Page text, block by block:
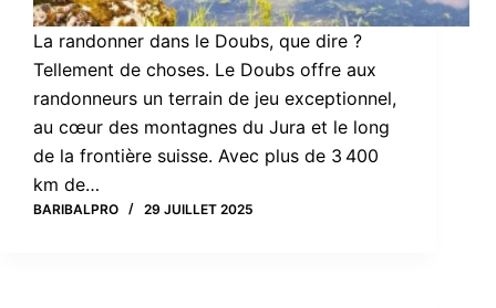
La randonner dans le Doubs, que dire ?
Tellement de choses. Le Doubs offre aux
randonneurs un terrain de jeu exceptionnel,
au cœur des montagnes du Jura et le long
de la frontière suisse. Avec plus de 3 400
km de…
BARIBALPRO 29 JUILLET 2025